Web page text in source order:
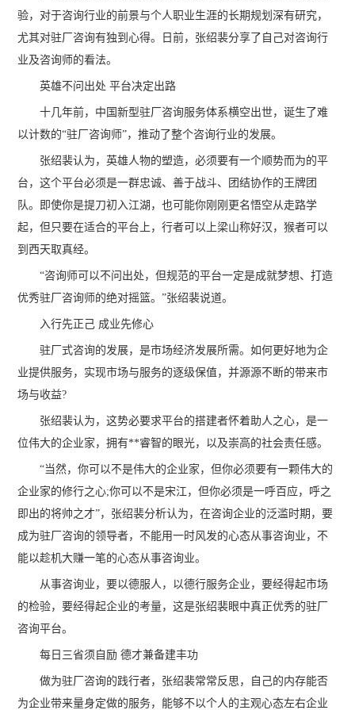
验，对于咨询行业的前景与个人职业生涯的长期规划深有研究，
尤其对驻厂咨询有独到心得。日前，张绍裴分享了自己对咨询行
业及咨询师的看法。
英雄不问出处 平台决定出路
十几年前，中国新型驻厂咨询服务体系横空出世，诞生了难
以计数的“驻厂咨询师”，推动了整个咨询行业的发展。
张绍裴认为，英雄人物的塑造，必须要有一个顺势而为的平
台，这个平台必须是一群忠诚、善于战斗、团结协作的王牌团
队。即使你是提刀初入江湖，也可能你刚刚更名悟空从走路学
起，但只要在适合的平台上，行者可以上梁山称好汉，猴者可以
到西天取真经。
“咨询师可以不问出处，但规范的平台一定是成就梦想、打造
优秀驻厂咨询师的绝对摇篮。”张绍裴说道。
入行先正己 成业先修心
驻厂式咨询的发展，是市场经济发展所需。如何更好地为企
业提供服务，实现市场与服务的逐级保值，并源源不断的带来市
场与收益?
张绍裴认为，这势必要求平台的搭建者怀着助人之心，是一
位伟大的企业家，拥有**睿智的眼光，以及崇高的社会责任感。
“当然，你可以不是伟大的企业家，但你必须要有一颗伟大的
企业家的修行之心;你可以不是宋江，但你必须是一呼百应，呼之
即出的将帅之才”，张绍裴分析认为，在咨询企业的泛滥时期，要
成为驻厂咨询的领导者，不能用一时风发的心态从事咨询业，不
能以趁机大赚一笔的心态从事咨询业。
从事咨询业，要以德服人，以德行服务企业，要经得起市场
的检验，要经得起企业的考量，这是张绍裴眼中真正优秀的驻厂
咨询平台。
每日三省须自励 德才兼备建丰功
做为驻厂咨询的践行者，张绍裴常常反思，自己的内存能否
为企业带来量身定做的服务，能够不以个人的主观心态左右企业